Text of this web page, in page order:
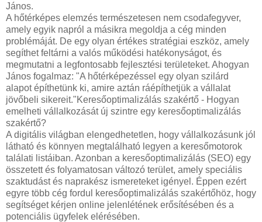
János.
A hőtérképes elemzés természetesen nem csodafegyver,
amely egyik napról a másikra megoldja a cég minden
problémáját. De egy olyan értékes stratégiai eszköz, amely
segíthet feltárni a valós működési hatékonyságot, és
megmutatni a legfontosabb fejlesztési területeket. Ahogyan
János fogalmaz: "A hőtérképezéssel egy olyan szilárd
alapot építhetünk ki, amire aztán ráépíthetjük a vállalat
jövőbeli sikereit."Keresőoptimalizálás szakértő - Hogyan
emelheti vállalkozását új szintre egy keresőoptimalizálás
szakértő?
A digitális világban elengedhetetlen, hogy vállalkozásunk jól
látható és könnyen megtalálható legyen a keresőmotorok
találati listáiban. Azonban a keresőoptimalizálás (SEO) egy
összetett és folyamatosan változó terület, amely speciális
szaktudást és naprakész ismereteket igényel. Éppen ezért
egyre több cég fordul keresőoptimalizálás szakértőhöz, hogy
segítséget kérjen online jelenlétének erősítésében és a
potenciális ügyfelek elérésében.